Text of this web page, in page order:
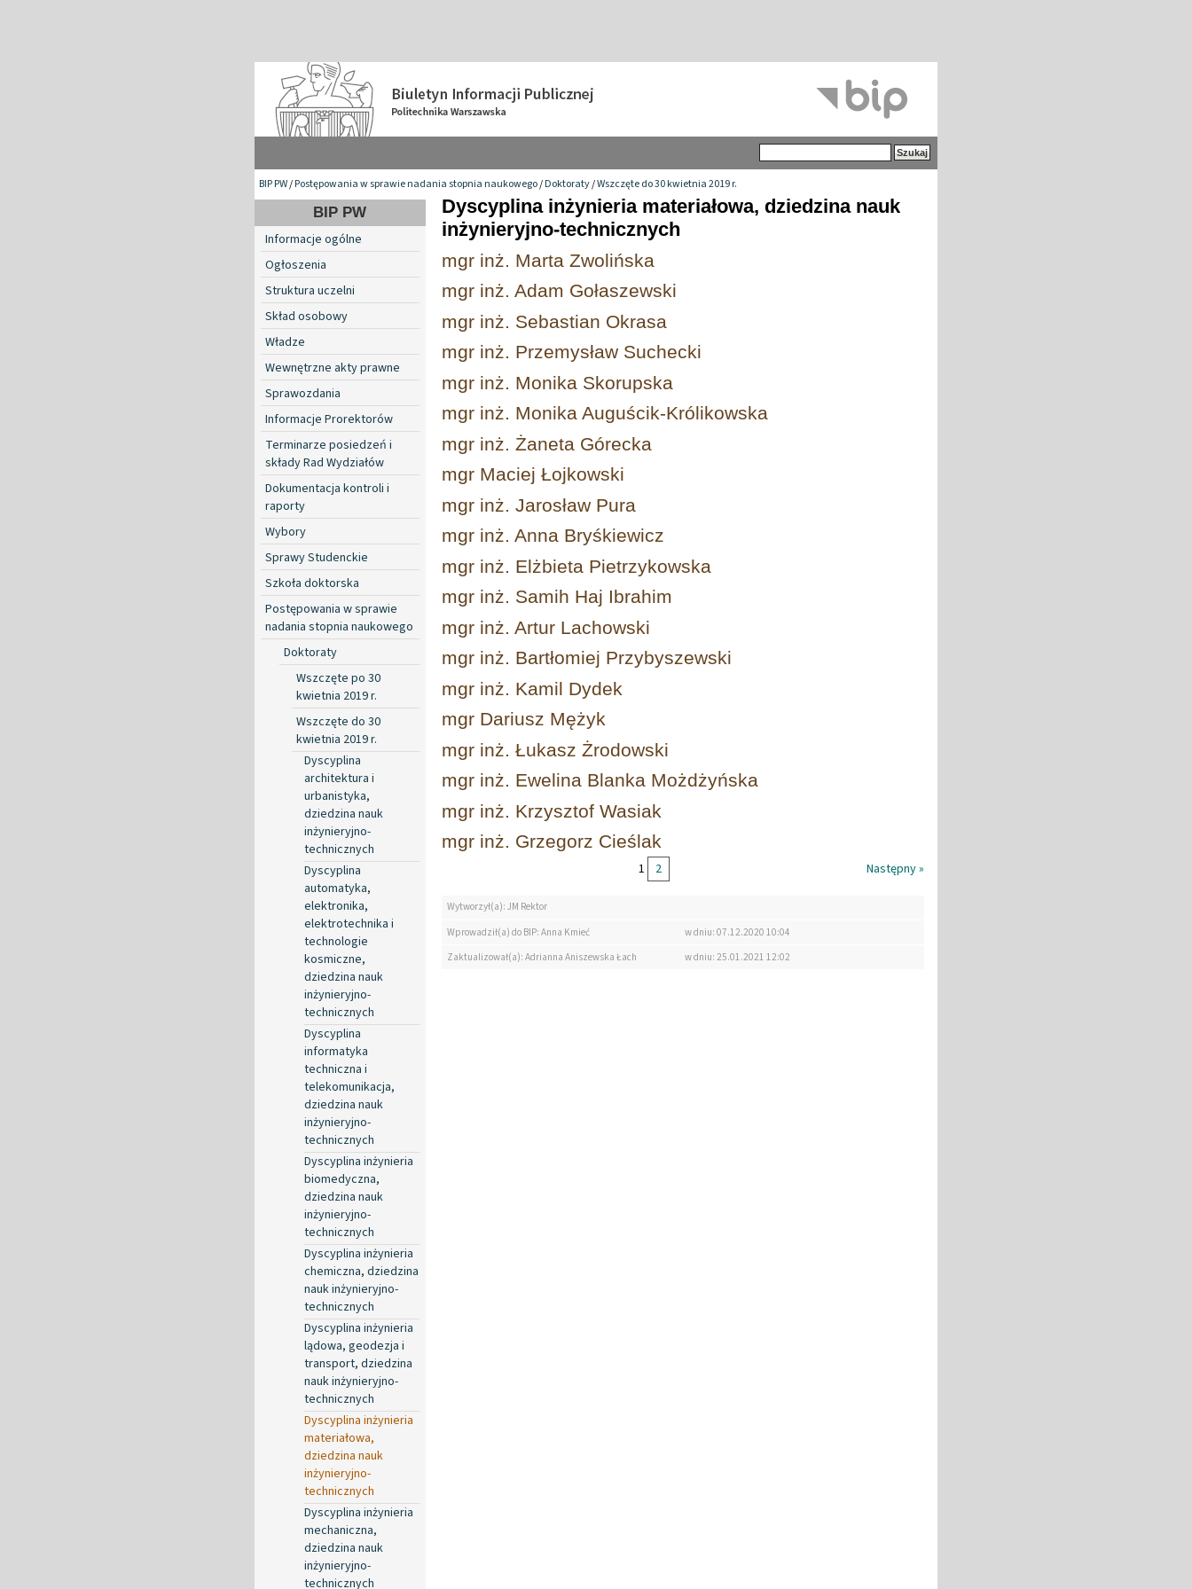
BIP PW/Postępowania w sprawie nadania stopnia naukowego/Doktoraty/Wszczęte do 30 kwietnia 2019 r.
BIP PW
Informacje ogólne
Ogłoszenia
Struktura uczelni
Skład osobowy
Władze
Wewnętrzne akty prawne
Sprawozdania
Informacje Prorektorów
Terminarze posiedzeń i
składy Rad Wydziałów
Dokumentacja kontroli i
raporty
Wybory
Sprawy Studenckie
Szkoła doktorska
Postępowania w sprawie
nadania stopnia naukowego
Doktoraty
Wszczęte po 30
kwietnia 2019 r.
Wszczęte do 30
kwietnia 2019 r.
Dyscyplina
architektura i
urbanistyka,
dziedzina nauk
inżynieryjno-
technicznych
Dyscyplina
automatyka,
elektronika,
elektrotechnika i
technologie
kosmiczne,
dziedzina nauk
inżynieryjno-
technicznych
Dyscyplina
informatyka
techniczna i
telekomunikacja,
dziedzina nauk
inżynieryjno-
technicznych
Dyscyplina inżynieria
biomedyczna,
dziedzina nauk
inżynieryjno-
technicznych
Dyscyplina inżynieria
chemiczna, dziedzina
nauk inżynieryjno-
technicznych
Dyscyplina inżynieria
lądowa, geodezja i
transport, dziedzina
nauk inżynieryjno-
technicznych
Dyscyplina inżynieria
materiałowa,
dziedzina nauk
inżynieryjno-
technicznych
Dyscyplina inżynieria
mechaniczna,
dziedzina nauk
inżynieryjno-
technicznych
Dyscyplina inżynieria materiałowa, dziedzina nauk
inżynieryjno-technicznych
mgr inż. Marta Zwolińska
mgr inż. Adam Gołaszewski
mgr inż. Sebastian Okrasa
mgr inż. Przemysław Suchecki
mgr inż. Monika Skorupska
mgr inż. Monika Auguścik-Królikowska
mgr inż. Żaneta Górecka
mgr Maciej Łojkowski
mgr inż. Jarosław Pura
mgr inż. Anna Bryśkiewicz
mgr inż. Elżbieta Pietrzykowska
mgr inż. Samih Haj Ibrahim
mgr inż. Artur Lachowski
mgr inż. Bartłomiej Przybyszewski
mgr inż. Kamil Dydek
mgr Dariusz Mężyk
mgr inż. Łukasz Żrodowski
mgr inż. Ewelina Blanka Możdżyńska
mgr inż. Krzysztof Wasiak
mgr inż. Grzegorz Cieślak
Następny »
1 2
Wytworzył(a): JM Rektor
Wprowadził(a) do BIP: Anna Kmieć
w dniu: 07.12.2020 10:04
Zaktualizował(a): Adrianna Aniszewska Łach
w dniu: 25.01.2021 12:02